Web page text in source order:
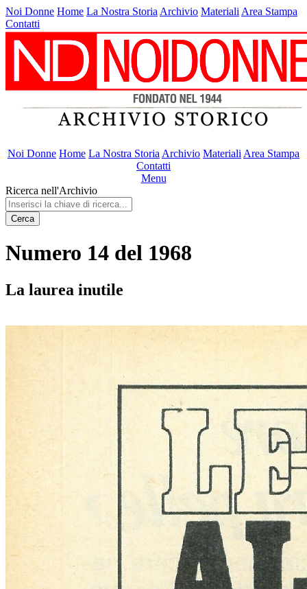
Noi Donne Home La Nostra Storia Archivio Materiali Area Stampa
Contatti
Noi Donne Home La Nostra Storia Archivio Materiali Area Stampa
Contatti
Menu
Ricerca nell'Archivio
Cerca
Numero 14 del 1968
La laurea inutile